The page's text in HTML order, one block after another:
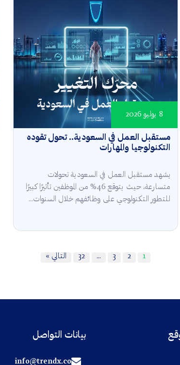
مستقبل العمل في السعودية.. تحول تقوده
التكنولوجيا والمهارات
8 يوليو 2026
يشهد مستقبل العمل في السعودية تحولات
متسارعة، حيث يتوقع 46% من الموظفين تأثيرًا كبيرًا
للتطور التكنولوجي على وظائفهم خلال السنوات...
1
2
3
…
32 التالي »
بيانات التواصل
info@trendx.co